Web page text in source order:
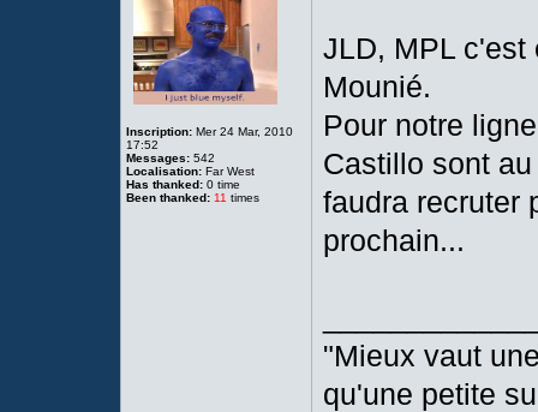
Inscription: Mer 24 Mar, 2010
17:52
Messages: 542
Localisation: Far West
Has thanked: 0 time
Been thanked: 11 times
JLD, MPL c'est
Mounié.
Pour notre
Castillo sont
faudra recruter
prochain...
"Mieux vaut
qu'une petite